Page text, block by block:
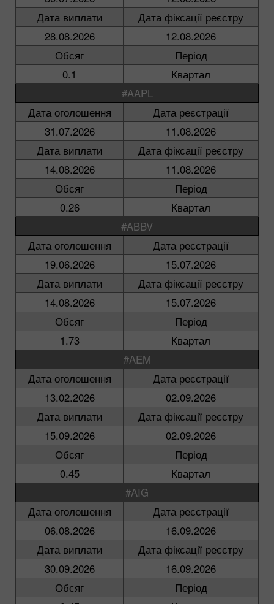
Дата виплати
Дата фіксації реєстру
28.08.2026
12.08.2026
Обсяг
Період
0.1
Квартал
#AAPL
Дата оголошення
Дата реєстрації
31.07.2026
11.08.2026
Дата виплати
Дата фіксації реєстру
14.08.2026
11.08.2026
Обсяг
Період
0.26
Квартал
#ABBV
Дата оголошення
Дата реєстрації
19.06.2026
15.07.2026
Дата виплати
Дата фіксації реєстру
14.08.2026
15.07.2026
Обсяг
Період
1.73
Квартал
#AEM
Дата оголошення
Дата реєстрації
13.02.2026
02.09.2026
Дата виплати
Дата фіксації реєстру
15.09.2026
02.09.2026
Обсяг
Період
0.45
Квартал
#AIG
Дата оголошення
Дата реєстрації
06.08.2026
16.09.2026
Дата виплати
Дата фіксації реєстру
30.09.2026
16.09.2026
Обсяг
Період